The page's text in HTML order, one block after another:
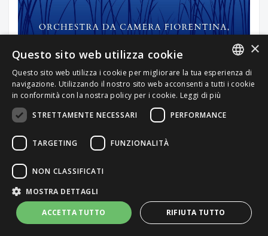
Do You Want to Build a Snowman? / For the
First Time in Forever / Let It Go / Into the
Unknown (From "Frozen")
Artista
Orchestra da Camera
Fiorentina
Compositore: Kristen Anderson Lopez
Bambini, Fiabe, Colonne sonore
ITALIAN
×
Questo sito web utilizza cookie
Questo sito web utilizza i cookie per migliorare la tua esperienza di
navigazione. Utilizzando il nostro sito web acconsenti a tutti i cookie
in conformità con la nostra policy per i cookie. Leggi di più
STRETTAMENTE NECESSARI
PERFORMANCE
TARGETING FUNZIONALITÀ
NON CLASSIFICATI
MOSTRA DETTAGLI
ACCETTA TUTTO RIFIUTA TUTTO